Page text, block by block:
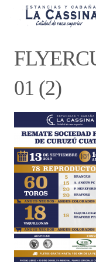
VENTA DE
EVENTOS
NOTICIAS
CONTACTO
01 (2)